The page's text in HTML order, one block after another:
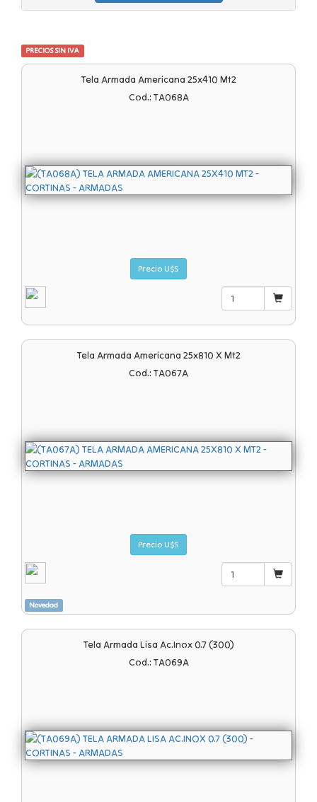
PRECIOS SIN IVA
Tela Armada Americana 25x410 Mt2
Cod.: TA068A
Precio U$S
Tela Armada Americana 25x810 X Mt2
Cod.: TA067A
Precio U$S
Novedad
Tela Armada Lisa Ac.inox 0.7 (300)
Cod.: TA069A